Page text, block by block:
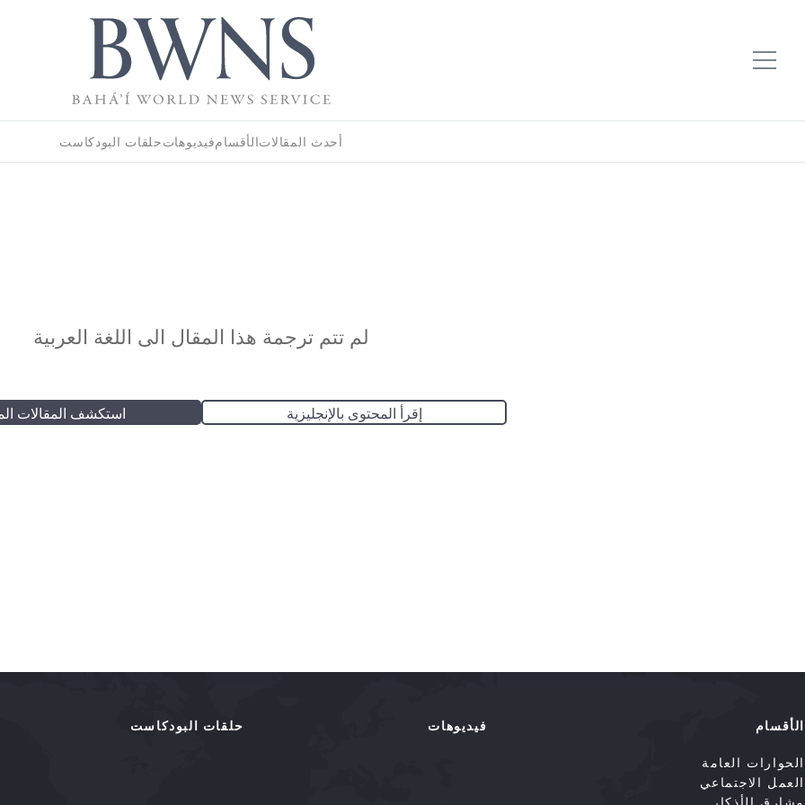
أحدث المقالاتالأقسامفيديوهاتحلقات البودكاست
لم تتم ترجمة هذا المقال الى اللغة العربية
إقرأ المحتوى بالإنجليزية استكشف المقالات
الأقسام
الحوارات العامة
العمل الاجتماعي
مشارق الأذكار
فيديوهات حلقات البودكاست